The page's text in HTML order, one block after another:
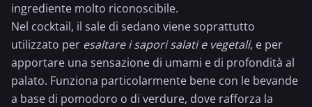
ingrediente molto riconoscibile.
Nel cocktail, il sale di sedano viene soprattutto
utilizzato per esaltare i sapori salati e vegetali, e per
apportare una sensazione di umami e di profondità al
palato. Funziona particolarmente bene con le bevande
a base di pomodoro o di verdure, dove rafforza la